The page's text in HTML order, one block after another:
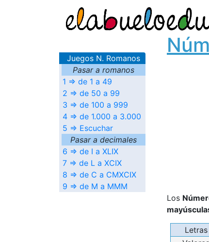
Los
Letras
Juegos N. Romanos
Pasar a romanos
1 ⇒ de 1 a 49
2 ⇒ de 50 a 99
3 ⇒ de 100 a 999
4 ⇒ de 1.000 a 3.000
5 ⇒ Escuchar
Pasar a decimales
6 ⇒ de I a XLIX
7 ⇒ de L a XCIX
8 ⇒ de C a CMXCIX
9 ⇒ de M a MMM